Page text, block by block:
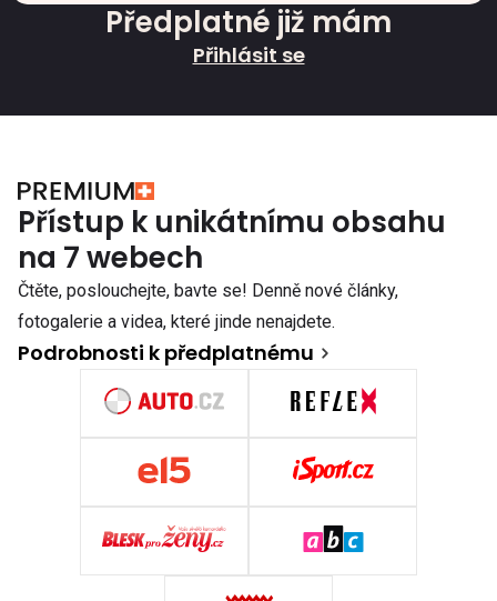
Předplatné již mám
Přihlásit se
Přístup k unikátnímu obsahu
na 7 webech
Čtěte, poslouchejte, bavte se! Denně nové články,
fotogalerie a videa, které jinde nenajdete.
Podrobnosti k předplatnému